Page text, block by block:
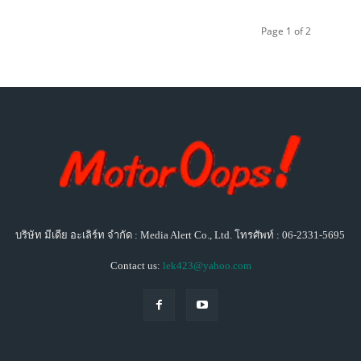
Page 1 of 2
บริษัท มีเดีย อะเลิร์ท จำกัด : Media Alert Co., Ltd. โทรศัพท์ : 06-2331-5695
Contact us: lek423@yahoo.com